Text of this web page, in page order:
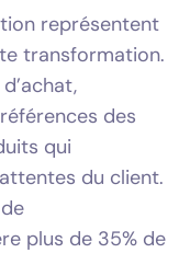
représentent
transformation.
des
qui
du client.
plus de 35% de